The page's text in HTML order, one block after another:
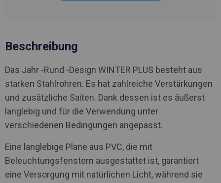
Beschreibung
Das Jahr -Rund -Design WINTER PLUS besteht aus
starken Stahlrohren. Es hat zahlreiche Verstärkungen
und zusätzliche Saiten. Dank dessen ist es äußerst
langlebig und für die Verwendung unter
verschiedenen Bedingungen angepasst.
Eine langlebige Plane aus PVC, die mit
Beleuchtungsfenstern ausgestattet ist, garantiert
eine Versorgung mit natürlichen Licht, während sie